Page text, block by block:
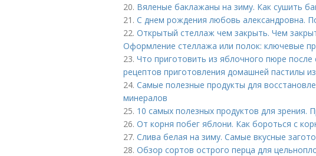
20. Вяленые баклажаны на зиму. Как сушить
21. С днем рождения любовь александровна.
22. Открытый стеллаж чем закрыть. Чем
Оформление стеллажа или полок: ключевые
23. Что приготовить из яблочного пюре
рецептов приготовления домашней пастилы
24. Самые полезные продукты для
минералов
25. 10 самых полезных продуктов для зрения.
26. От корня побег яблони. Как бороться с
27. Слива белая на зиму. Самые вкусные
28. Обзор сортов острого перца для